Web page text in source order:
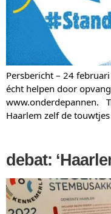
Persbericht – 24
écht helpen door
www.onderdepannen.
Haarlem zelf de
debat: